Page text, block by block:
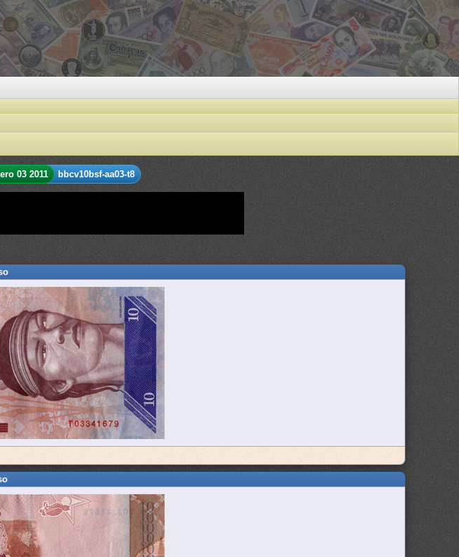
03 2011 bbcv10bsf-aa03-t8